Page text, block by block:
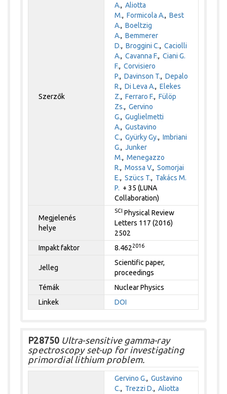
Szerzők
A.,Aliotta
M.,Formicola A.,Best
A.,Boeltzig
A.,Bemmerer
D.,Broggini C.,Caciolli
A.,Cavanna F.,Ciani G.
F.,Corvisiero
P.,Davinson T.,Depalo
R.,Di Leva A.,Elekes
Z.,Ferraro F.,Fülöp
Zs.,Gervino
G.,Guglielmetti
A.,Gustavino
C.,Gyürky Gy.,Imbriani
G.,Junker
M.,Menegazzo
R.,Mossa V.,Somorjai
E.,Szücs T., Takács M.
P. + 35 (LUNA
Collaboration)
Megjelenés
helye
SCI Physical Review
Letters 117 (2016)
2502
Impakt faktor
8.4622016
Jelleg
Scientific paper,
proceedings
Témák
Nuclear Physics
Linkek
DOI
P28750 Ultra-sensitive gamma-ray
spectroscopy set-up for investigating
primordial lithium problem.
Gervino G.,Gustavino
C., Trezzi D.,Aliotta